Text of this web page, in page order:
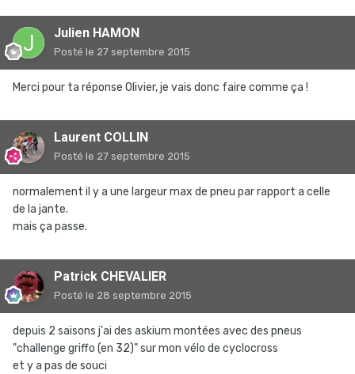
Julien HAMON
Posté le 27 septembre 2015
Merci pour ta réponse Olivier, je vais donc faire comme ça !
Laurent COLLIN
Posté le 27 septembre 2015
normalement il y a une largeur max de pneu par rapport a celle
de la jante.
mais ça passe.
Patrick CHEVALIER
Posté le 28 septembre 2015
depuis 2 saisons j'ai des askium montées avec des pneus
"challenge griffo (en 32)" sur mon vélo de cyclocross
et y a pas de souci